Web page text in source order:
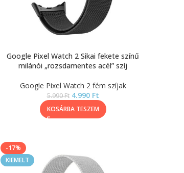
Google Pixel Watch 2 Sikai fekete színű
milánói „rozsdamentes acél” szíj
Google Pixel Watch 2 fém szíjak
5.990Ft 4.990 Ft
KOSÁRBA TESZEM
-17%
KIEMELT